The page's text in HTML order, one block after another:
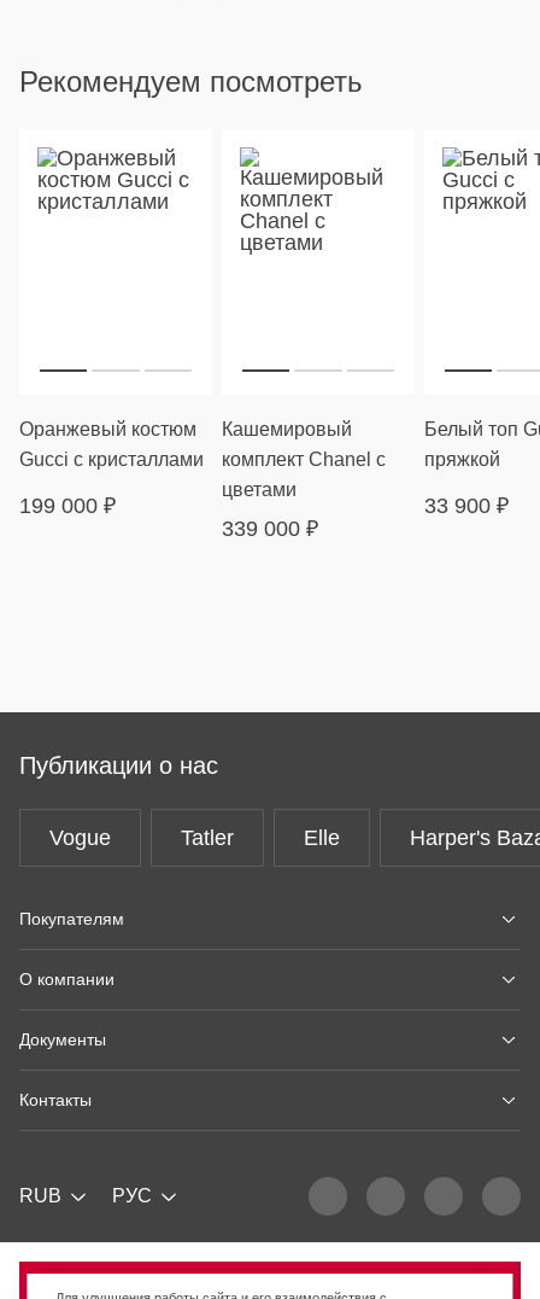
Продано
Рекомендуем посмотреть
Оранжевый костюм
Gucci с кристаллами
199 000 ₽
Кашемировый
комплект Chanel с
цветами
339 000 ₽
Белый топ
пряжкой
33 900 ₽
Публикации о нас
Vogue Tatler Elle Harper's
Покупателям
О компании
Документы
Контакты
RUB РУС